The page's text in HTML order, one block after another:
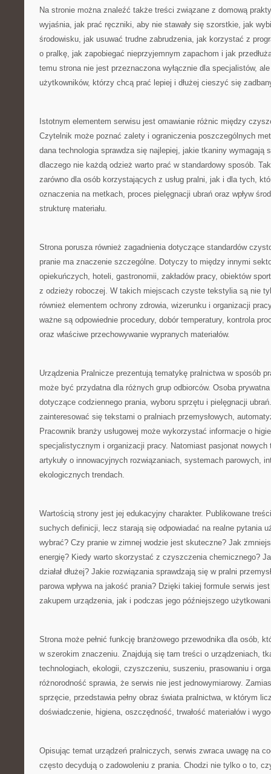
Na stronie można znaleźć także treści związane z domową
wyjaśnia, jak prać ręczniki, aby nie stawały się szorstkie, jak
środowisku, jak usuwać trudne zabrudzenia, jak korzystać z
o pralkę, jak zapobiegać nieprzyjemnym zapachom i jak
temu strona nie jest przeznaczona wyłącznie dla specjalistów,
użytkowników, którzy chcą prać lepiej i dłużej cieszyć się
Istotnym elementem serwisu jest omawianie różnic między
Czytelnik może poznać zalety i ograniczenia poszczególnych
dana technologia sprawdza się najlepiej, jakie tkaniny wymagają
dlaczego nie każdą odzież warto prać w standardowy sposób.
zarówno dla osób korzystających z usług pralni, jak i dla tych,
oznaczenia na metkach, proces pielęgnacji ubrań oraz wpływ
strukturę materiału.
Strona porusza również zagadnienia dotyczące standardów
pranie ma znaczenie szczególne. Dotyczy to między innymi
opiekuńczych, hoteli, gastronomii, zakładów pracy, obiektów
z odzieży roboczej. W takich miejscach czyste tekstylia są nie
również elementem ochrony zdrowia, wizerunku i organizacji
ważne są odpowiednie procedury, dobór temperatury, kontrola
oraz właściwe przechowywanie wypranych materiałów.
Urządzenia Pralnicze prezentują tematykę pralnictwa w sposób
może być przydatna dla różnych grup odbiorców. Osoba
dotyczące codziennego prania, wyboru sprzętu i pielęgnacji
zainteresować się tekstami o pralniach przemysłowych,
Pracownik branży usługowej może wykorzystać informacje o
specjalistycznym i organizacji pracy. Natomiast pasjonat nowych
artykuły o innowacyjnych rozwiązaniach, systemach parowych,
ekologicznych trendach.
Wartością strony jest jej edukacyjny charakter. Publikowane
suchych definicji, lecz starają się odpowiadać na realne pytania
wybrać? Czy pranie w zimnej wodzie jest skuteczne? Jak
energię? Kiedy warto skorzystać z czyszczenia chemicznego?
działał dłużej? Jakie rozwiązania sprawdzają się w pralni
parowa wpływa na jakość prania? Dzięki takiej formule serwis
zakupem urządzenia, jak i podczas jego późniejszego
Strona może pełnić funkcję branżowego przewodnika dla osób,
w szerokim znaczeniu. Znajdują się tam treści o urządzeniach,
technologiach, ekologii, czyszczeniu, suszeniu, prasowaniu i
różnorodność sprawia, że serwis nie jest jednowymiarowy.
sprzęcie, przedstawia pełny obraz świata pralnictwa, w którym
doświadczenie, higiena, oszczędność, trwałość materiałów i
Opisując temat urządzeń pralniczych, serwis zwraca uwagę na
często decydują o zadowoleniu z prania. Chodzi nie tylko o to,